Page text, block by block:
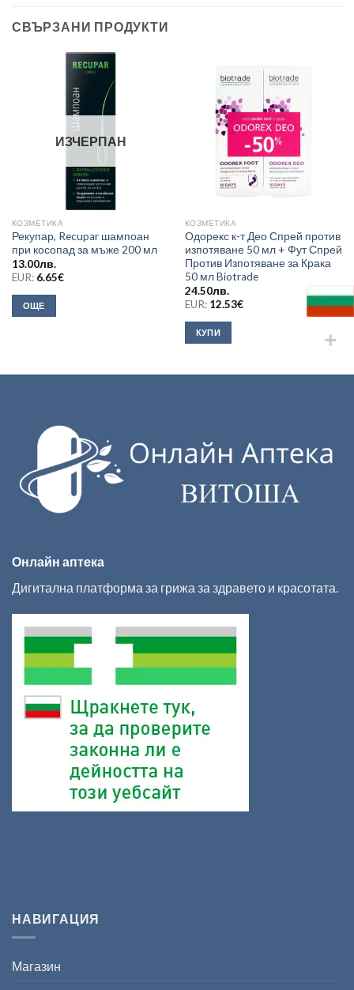
СВЪРЗАНИ ПРОДУКТИ
ИЗЧЕРПАН
КОЗМЕТИКА
Рекупар, Recupar шампоан
при косопад за мъже 200 мл
13.00лв.
EUR: 6.65€
ОЩЕ
КОЗМЕТИКА
Одорекс к-т Део Спрей против
изпотяване 50 мл + Фут Спрей
Против Изпотяване за Крака
50 мл Biotrade
24.50лв.
EUR: 12.53€
КУПИ
Онлайн аптека
Дигитална платформа за грижа за здравето и красотата.
НАВИГАЦИЯ
Магазин